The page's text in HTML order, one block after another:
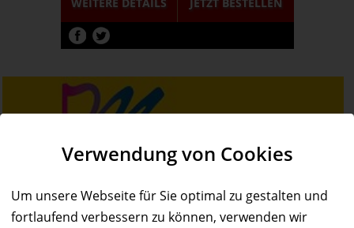
Verwendung von Cookies
Um unsere Webseite für Sie optimal zu gestalten und
fortlaufend verbessern zu können, verwenden wir